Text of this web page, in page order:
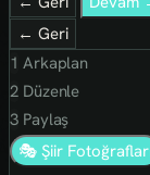
← Geri
1 Arkaplan
2Düzenle
3Paylaş
🎭 Şiir